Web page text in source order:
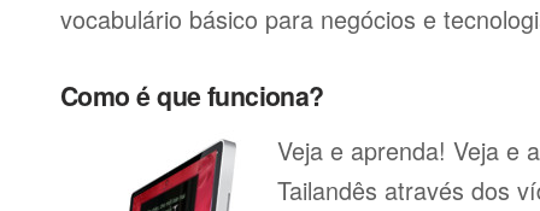
vocabulário básico para negócios e
Como é que funciona?
Veja e aprenda! Veja e
Tailandês através dos